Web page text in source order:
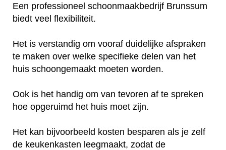
Een professioneel schoonmaakbedrijf Brunssum
biedt veel flexibiliteit.
Het is verstandig om vooraf duidelijke afspraken
te maken over welke specifieke delen van het
huis schoongemaakt moeten worden.
Ook is het handig om van tevoren af te spreken
hoe opgeruimd het huis moet zijn.
Het kan bijvoorbeeld kosten besparen als je zelf
de keukenkasten leegmaakt, zodat de